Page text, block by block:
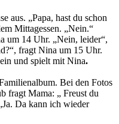
aus. „Papa, hast du schon
Mittagessen. „Nein.“
um 14 Uhr. „Nein, leider“,
fragt Nina um 15 Uhr.
ein und spielt mit Nina.
Bei den Fotos
fragt Mama: „ Freust du
Da kann ich wieder